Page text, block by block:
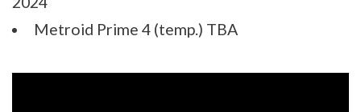
Metroid Prime 4 (temp.) TBA